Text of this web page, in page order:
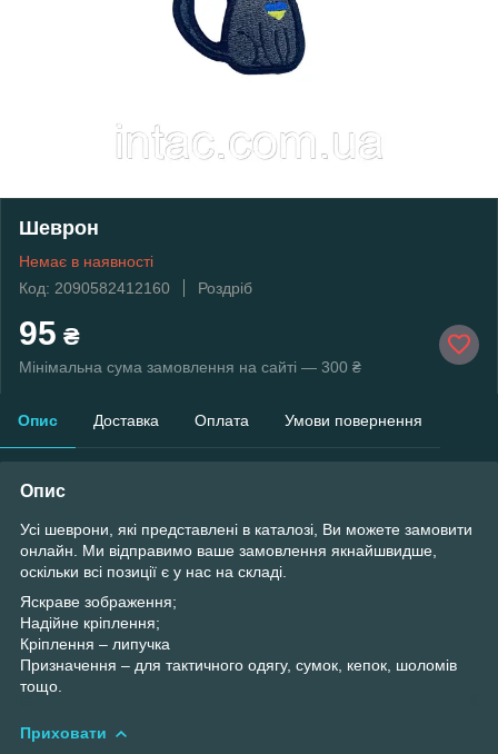
Шеврон
Немає в наявності
Код: 2090582412160
Роздріб
95 ₴
Мінімальна сума замовлення на сайті — 300 ₴
Опис Доставка Оплата Умови повернення
Опис
Усі шеврони, які представлені в каталозі, Ви можете замовити
онлайн. Ми відправимо ваше замовлення якнайшвидше,
оскільки всі позиції є у ​​нас на складі.
Яскраве зображення;
Надійне кріплення;
Кріплення – липучка
Призначення – для тактичного одягу, сумок, кепок, шоломів
тощо.
Приховати